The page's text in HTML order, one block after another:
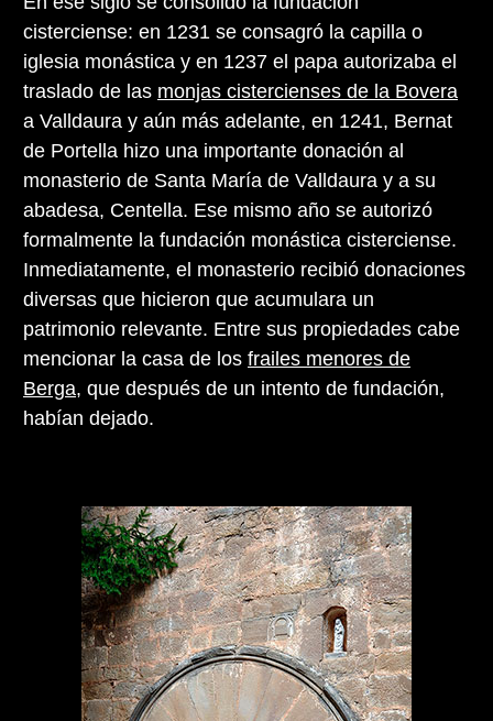
cisterciense: en 1231 se consagró la capilla o
iglesia monástica y en 1237 el papa autorizaba el
traslado de las monjas cistercienses de la Bovera
a Valldaura y aún más adelante, en 1241, Bernat
de Portella hizo una importante donación al
monasterio de Santa María de Valldaura y a su
abadesa, Centella. Ese mismo año se autorizó
formalmente la fundación monástica cisterciense.
Inmediatamente, el monasterio recibió donaciones
diversas que hicieron que acumulara un
patrimonio relevante. Entre sus propiedades cabe
mencionar la casa de los frailes menores de
Berga, que después de un intento de fundación,
habían dejado.